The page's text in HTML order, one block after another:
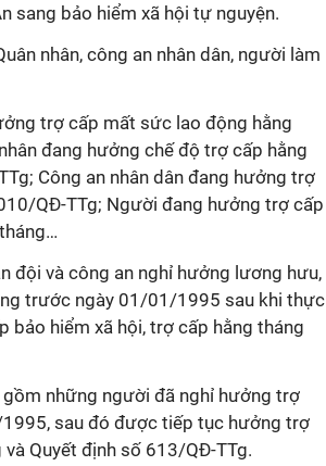
sang bảo hiểm xã hội tự nguyện.
nhân, công an nhân dân, người làm
trợ cấp mất sức lao động hằng
đang hưởng chế độ trợ cấp hằng
Công an nhân dân đang hưởng trợ
QĐ-TTg; Người đang hưởng trợ cấp
đội và công an nghỉ hưởng lương hưu,
trước ngày 01/01/1995 sau khi thực
bảo hiểm xã hội, trợ cấp hằng tháng
những người đã nghỉ hưởng trợ
sau đó được tiếp tục hưởng trợ
Quyết định số 613/QĐ-TTg.